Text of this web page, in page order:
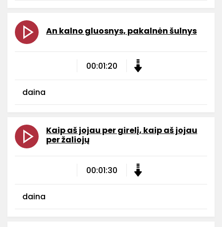
An kalno gluosnys, pakalnėn šulnys
00:01:20
daina
Kaip aš jojau per girelį, kaip aš jojau
per žaliojų
00:01:30
daina